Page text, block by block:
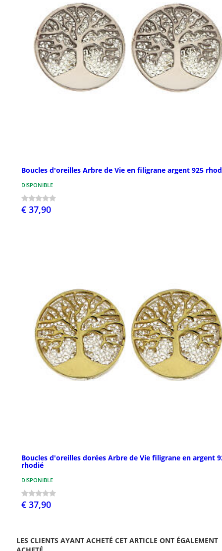
Boucles d'oreilles Arbre de Vie en filigrane argent 925
DISPONIBLE
€ 37,90
Boucles d'oreilles dorées Arbre de Vie filigrane en argent
rhodié
DISPONIBLE
€ 37,90
LES CLIENTS AYANT ACHETÉ CET ARTICLE ONT ÉGALEMENT